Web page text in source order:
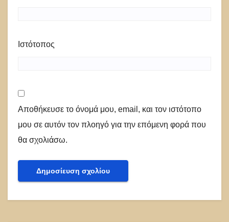
Ιστότοπος
Αποθήκευσε το όνομά μου, email, και τον ιστότοπο
μου σε αυτόν τον πλοηγό για την επόμενη φορά που
θα σχολιάσω.